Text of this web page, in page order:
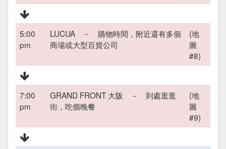
5:00
pm
LUCUA － 購物時間，附近還有多個
商場或大型百貨公司
(地
圖
#8)
7:00
pm
GRAND FRONT 大阪 － 到處逛逛
街，吃個晚餐
(地
圖
#9)